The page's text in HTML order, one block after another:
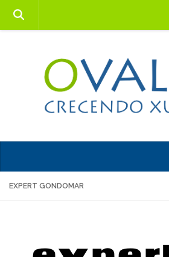
Saltar al contenido
EXPERT GONDOMAR